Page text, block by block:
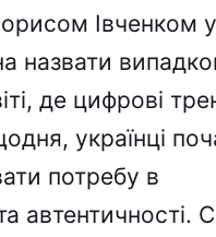
Івченком
назвати
де цифрові
українці
потребу в
автентичності.